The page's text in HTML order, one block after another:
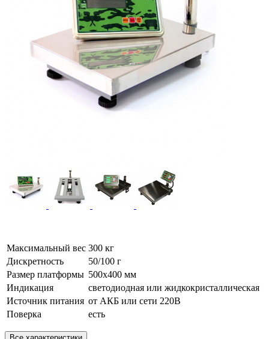
Максимальный вес 300 кг
Дискретность
50/100 г
Размер платформы 500х400 мм
Индикация
светодиодная или жидкокристаллическая
Источник питания от АКБ или сети 220В
Поверка
есть